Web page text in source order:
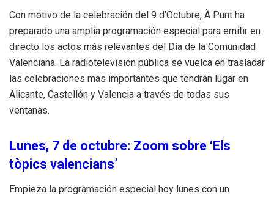
Con motivo de la celebración del 9 d’Octubre, À Punt ha
preparado una amplia programación especial para emitir en
directo los actos más relevantes del Día de la Comunidad
Valenciana. La radiotelevisión pública se vuelca en trasladar
las celebraciones más importantes que tendrán lugar en
Alicante, Castellón y Valencia a través de todas sus
ventanas.
Lunes, 7 de octubre: Zoom sobre ‘Els
tòpics valencians’
Empieza la programación especial hoy lunes con un